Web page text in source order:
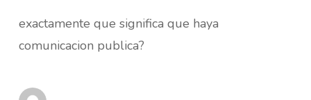
exactamente que significa que haya
comunicacion publica?